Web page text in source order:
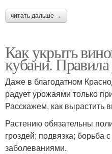
читать дальше →
Как укрыть
кубани. Правила
Даже в благодатном
радует урожаями только
Расскажем, как вырастить
Растению обязательны
гроздей; подвязка; борьба
заболеваниями.